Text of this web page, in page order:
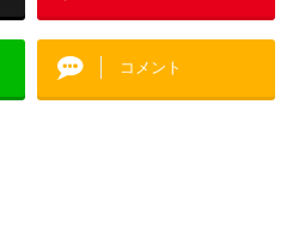
コメント